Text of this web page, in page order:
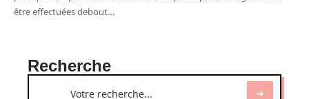
être effectuées debout…
Recherche